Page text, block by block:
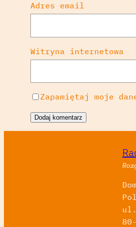
Adres email
Witryna internetowa
Zapamiętaj moje
ul.